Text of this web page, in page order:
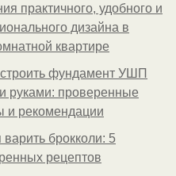
практичного, удобного и
дизайна в
квартире
фундамент УШП
руками: проверенные
и рекомендации
брокколи: 5
рецептов